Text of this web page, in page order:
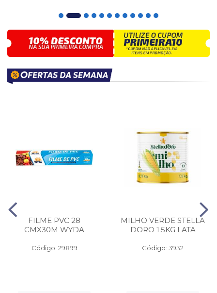
FILME PVC 28
CMX30M WYDA
Código: 29899
MILHO VERDE STELLA
DORO 1.5KG LATA
Código: 3932